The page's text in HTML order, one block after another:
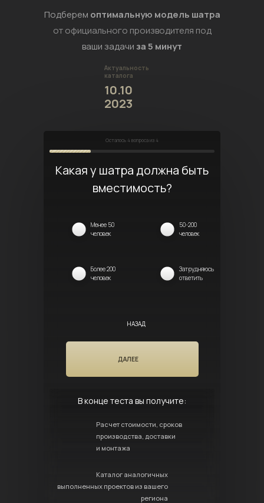
Подберем оптимальную модель шатра
от официального производителя под
ваши задачиза 5 минут
Актуальность
каталога
10.10
2023
Осталось 4 вопроса из 4
Какая у шатра должна быть
вместимость?
Менее 50
человек
50-200
человек
Более 200
человек
Затрудняюсь
ответить
НАЗАД
ДАЛЕЕ
В конце теста вы получите:
Расчет стоимости, сроков
производства, доставки
и монтажа
Каталог аналогичных
выполненных проектов из вашего
региона